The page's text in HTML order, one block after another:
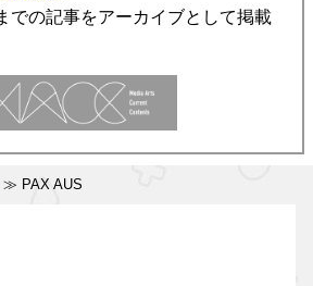
での記事をアーカイブとして掲載
≫ PAX AUS